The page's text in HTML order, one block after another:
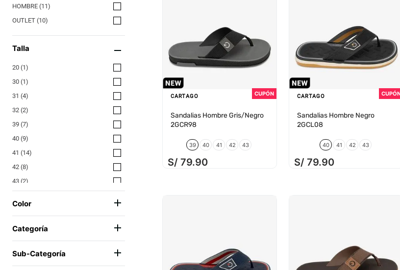
HOMBRE (11)
OUTLET (10)
Categoría
Sub-Categoría
Color
GRIS (4)
MARRON (7)
Talla
20 (1)
30 (1)
31 (4)
32 (2)
39 (7)
40 (9)
41 (14)
42 (8)
43 (2)
CARTAGO
Sandalias Hombre Gris/Negro
2GCR98
39 40 41 42 43
S/ 79.90
CARTAGO
Sandalias Hombre Negro
2GCL08
40 41 42 43
S/ 79.90